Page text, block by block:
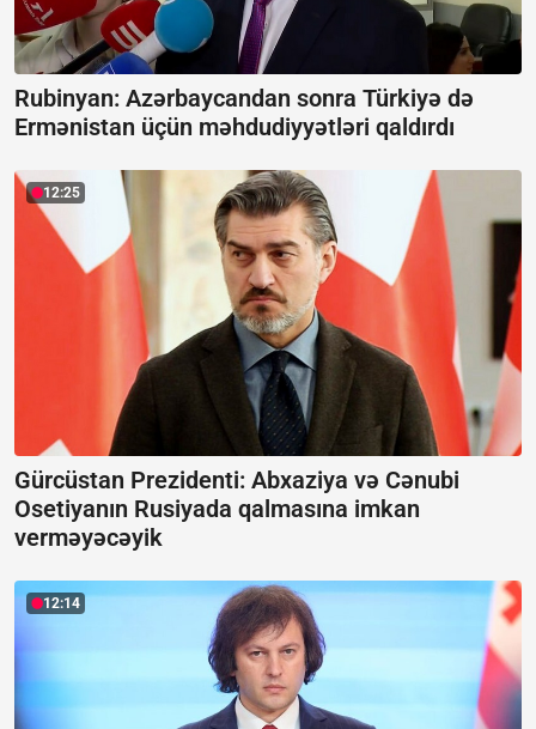
Rubinyan: Azərbaycandan sonra Türkiyə də
Ermənistan üçün məhdudiyyətləri qaldırdı
12:25
Gürcüstan Prezidenti: Abxaziya və Cənubi
Osetiyanın Rusiyada qalmasına imkan
verməyəcəyik
12:14